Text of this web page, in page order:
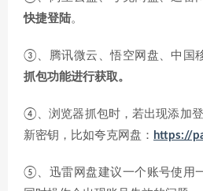
快捷登陆。
③、腾讯微云、悟空网盘、中国
抓包功能进行获取。
④、浏览器抓包时，若出现添加
新密钥，比如夸克网盘： https://
⑤、迅雷网盘建议一个账号使用